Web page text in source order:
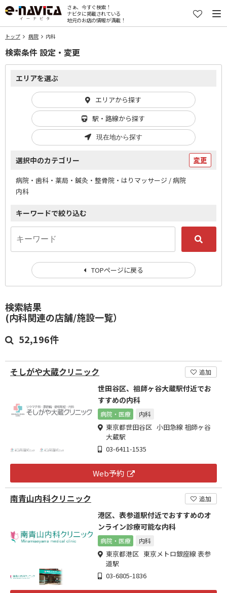
さぁ、今すぐ検索！
ナビタに掲載されている
地元のお店の情報が満載！
トップ 病院 内科
検索結果
(内科関連の店舗/施設一覧）
52,196件
そしがや大蔵クリニック 追加
世田谷区、祖師ヶ谷大蔵駅付近でお
すすめの内科
病院・医療 内科
東京都世田谷区 小田急線 祖師ヶ谷
大蔵駅
03-6411-1535
Web予約
南青山内科クリニック 追加
港区、表参道駅付近でおすすめのオ
ンライン診療可能な内科
病院・医療 内科
東京都港区 東京メトロ銀座線 表参
道駅
03-6805-1836
検索条件 設定・変更
エリアを選ぶ
エリアから探す
駅・路線から探す
現在地から探す
選択中のカテゴリー 変更
病院・歯科・薬局・鍼灸・整骨院・はりマッサージ / 病院
内科
キーワードで絞り込む
TOPページに戻る